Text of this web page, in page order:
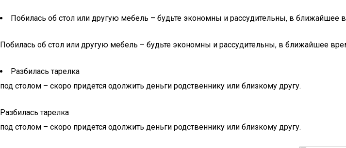
Побилась об стол или другую мебель – будьте экономны и рассудительны, в
Побилась об стол или другую мебель – будьте экономны и рассудительны, в ближайшее
Разбилась тарелка
под столом – скоро придется одолжить деньги родственнику или близкому другу.
Разбилась тарелка
под столом – скоро придется одолжить деньги родственнику или близкому другу.